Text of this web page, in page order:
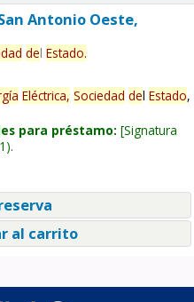
Antonio Oeste,
del Estado.
Eléctrica, Sociedad del Estado,
para préstamo: Signatura
al carrito